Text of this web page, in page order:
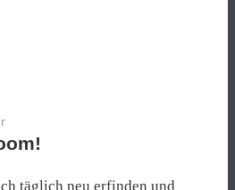
täglich neu erfinden und